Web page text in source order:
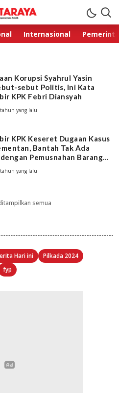
Kepercayaan Publik
Internasional
Korupsi Syahrul Yasin
sebut Politis, Ini Kata
KPK Febri Diansyah
yang lalu
KPK Keseret Dugaan Kasus
Bantah Tak Ada
Pemusnahan Barang
yang lalu
semua
Hari ini
Pilkada 2024
fyp